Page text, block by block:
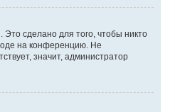
сделано для того, чтобы никто
на конференцию. Не
значит, администратор